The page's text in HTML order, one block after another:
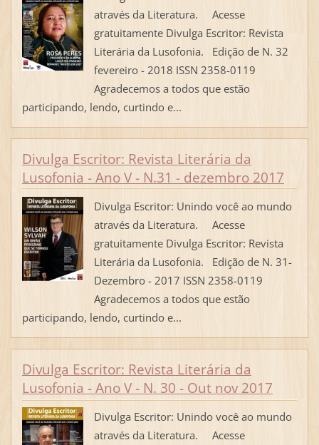
através da Literatura. Acesse
gratuitamente Divulga Escritor: Revista
Literária da Lusofonia. Edição de N. 32
fevereiro - 2018 ISSN 2358-0119
Agradecemos a todos que estão
participando, lendo, curtindo e...
Divulga Escritor: Revista Literária da
Lusofonia - Ano V - N.31 - dezembro 2017
Divulga Escritor: Unindo você ao mundo
através da Literatura. Acesse
gratuitamente Divulga Escritor: Revista
Literária da Lusofonia. Edição de N. 31-
Dezembro - 2017 ISSN 2358-0119
Agradecemos a todos que estão
participando, lendo, curtindo e...
Divulga Escritor: Revista Literária da
Lusofonia - Ano V - N. 30 - Out nov 2017
Divulga Escritor: Unindo você ao mundo
através da Literatura. Acesse